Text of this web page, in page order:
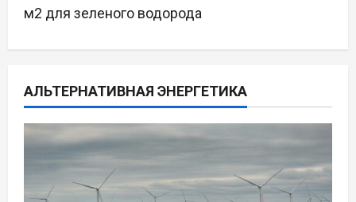
а
ц
и
я
п
о
м2 для зеленого водорода
АЛЬТЕРНАТИВНАЯ ЭНЕРГЕТИКА